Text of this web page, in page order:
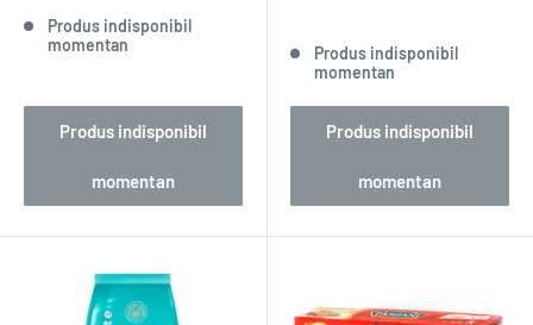
Produs indisponibil
momentan
Produs indisponibil
momentan
Produs indisponibil
momentan
Produs indisponibil
momentan